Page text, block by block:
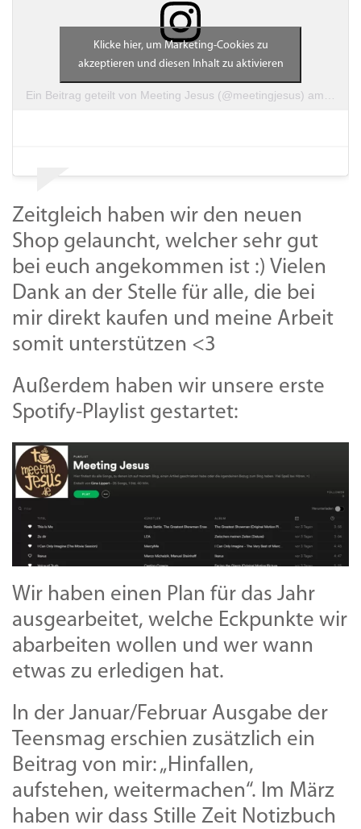
Ein Beitrag geteilt von Meeting Jesus (@meetingjesus) am
Klicke hier, um Marketing-Cookies zu
akzeptieren und diesen Inhalt zu aktivieren
Zeitgleich haben wir den neuen
Shop gelauncht, welcher sehr gut
bei euch angekommen ist :) Vielen
Dank an der Stelle für alle, die bei
mir direkt kaufen und meine Arbeit
somit unterstützen <3
Außerdem haben wir unsere erste
Spotify-Playlist gestartet:
Wir haben einen Plan für das Jahr
ausgearbeitet, welche Eckpunkte wir
abarbeiten wollen und wer wann
etwas zu erledigen hat.
In der Januar/Februar Ausgabe der
Teensmag erschien zusätzlich ein
Beitrag von mir: „Hinfallen,
aufstehen, weitermachen“. Im März
haben wir dass Stille Zeit Notizbuch